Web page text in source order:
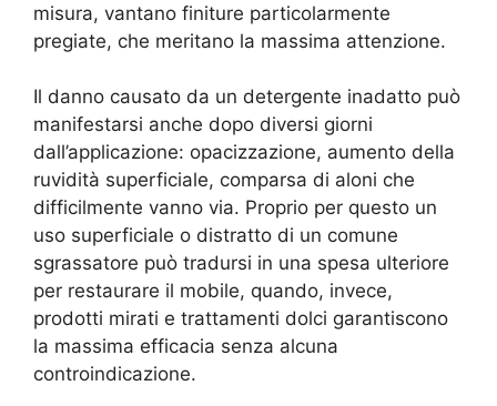
misura, vantano finiture particolarmente
pregiate, che meritano la massima attenzione.
Il danno causato da un detergente inadatto può
manifestarsi anche dopo diversi giorni
dall’applicazione: opacizzazione, aumento della
ruvidità superficiale, comparsa di aloni che
difficilmente vanno via. Proprio per questo un
uso superficiale o distratto di un comune
sgrassatore può tradursi in una spesa ulteriore
per restaurare il mobile, quando, invece,
prodotti mirati e trattamenti dolci garantiscono
la massima efficacia senza alcuna
controindicazione.